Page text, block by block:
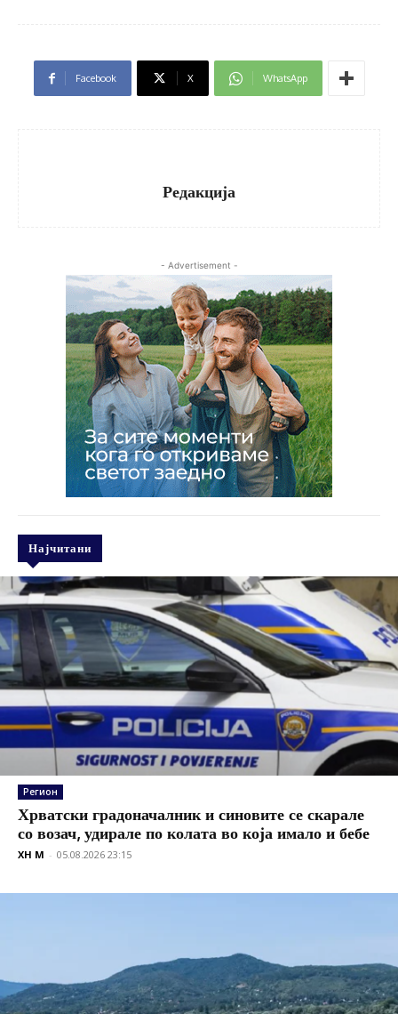
Facebook X WhatsApp
Редакција
- Advertisement -
Најчитани
Регион
Хрватски градоначалник и синовите се скарале
со возач, удирале по колата во која имало и бебе
XH M - 05.08.2026 23:15